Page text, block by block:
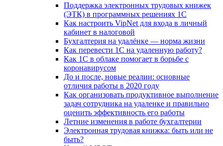
Поддержка электронных трудовых книжек
(ЭТК) в программных решениях 1С
Как настроить VipNet для входа в личный
кабинет в налоговой
Бухгалтерия на удалёнке — норма жизни
Как перевести 1С на удаленную работу?
Как 1С в облаке помогает в борьбе с
коронавирусом
До и после, новые реалии: основные
отличия работы в 2020 году
Как организовать продуктивное выполнение
задач сотрудника на удаленке и правильно
оценить эффективность его работы
Летние изменения в работе бухгалтерии
Электронная трудовая книжка: быть или не
быть?